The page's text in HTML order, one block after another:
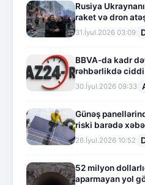
Rusiya
raket və dron
31.İyul.2026 03:09
BBVA-da kadr
rəhbərlikdə ciddi
30.İyul.2026 09:33
Günəş
riski barədə
26.İyul.2026 10:52
52 milyon
aparmayan yol